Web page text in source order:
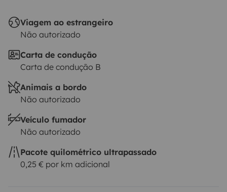
Viagem ao estrangeiro
Não autorizado
Carta de condução
Carta de condução B
Animais a bordo
Não autorizado
Veículo fumador
Não autorizado
Pacote quilométrico ultrapassado
0,25 € por km adicional